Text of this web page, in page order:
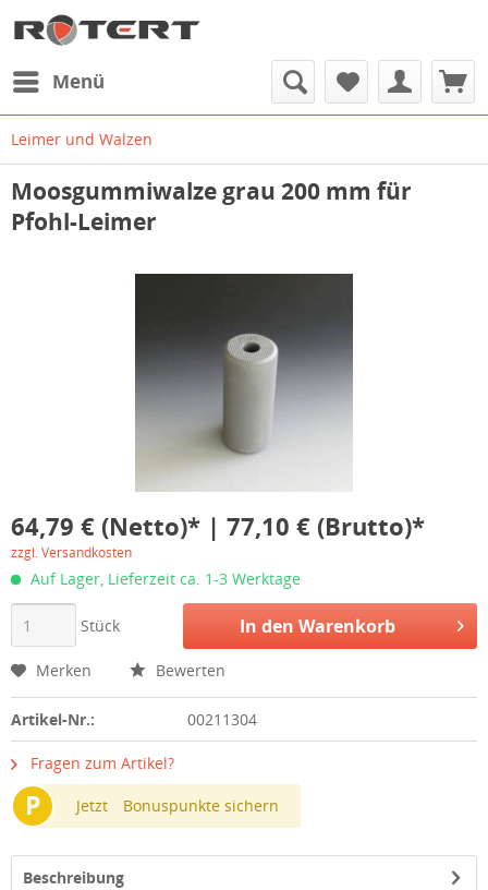
Menü
Leimer und Walzen
Moosgummiwalze grau 200 mm für
Pfohl-Leimer
64,79 € (Netto)* | 77,10 € (Brutto)*
zzgl. Versandkosten
Auf Lager, Lieferzeit ca. 1-3 Werktage
Stück In den Warenkorb
Merken Bewerten
Artikel-Nr.: 00211304
Fragen zum Artikel?
P Jetzt Bonuspunkte sichern
Beschreibung